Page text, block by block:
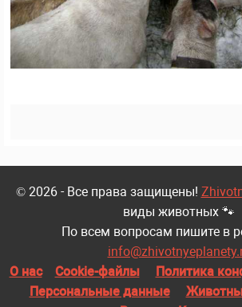
© 2026 - Все права защищены!
виды животных 🐾
По всем вопросам пишите в
О нас
Cookie-файлы
Политика
Персональные данные